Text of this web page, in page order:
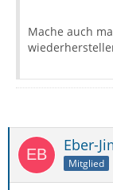
Mache auch
Eber-
Mitglied